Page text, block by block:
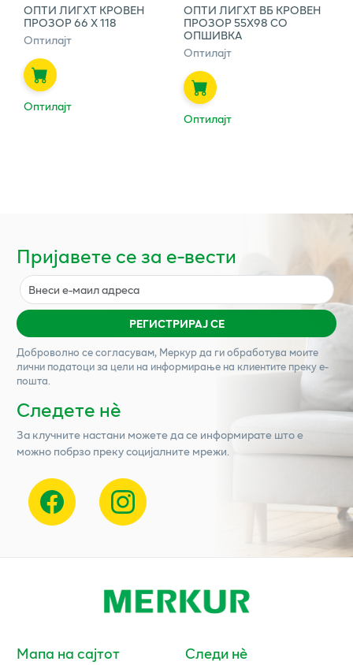
ОПТИ ЛИГХТ КРОВЕН
ПРОЗОР 66 Х 118
Оптилајт
Оптилајт
ОПТИ ЛИГХТ ВБ КРОВЕН
ПРОЗОР 55Х98 СО
ОПШИВКА
Оптилајт
Оптилајт
Пријавете се за е-вести
РЕГИСТРИРАЈ СЕ
Доброволно се согласувам, Меркурда ги обработува моите
лични податоци за цели на информирање на клиентите преку е-
пошта.
Следете нѐ
За клучните настани можете да се информирате што е
можно побрзо преку социјалните мрежи.
Мапа на сајтот Следи нè